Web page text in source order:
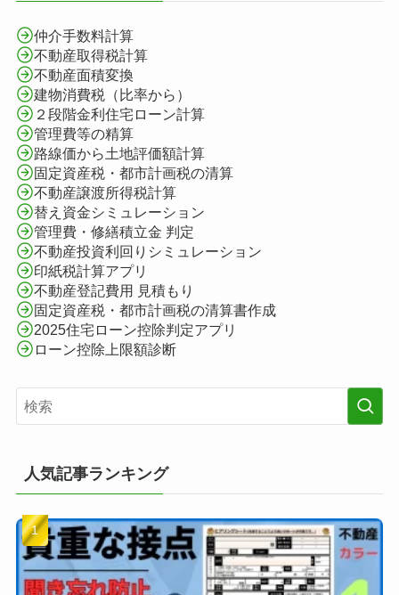
仲介手数料計算
不動産取得税計算
不動産面積変換
建物消費税（比率から）
２段階金利住宅ローン計算
管理費等の精算
路線価から土地評価額計算
固定資産税・都市計画税の清算
不動産譲渡所得税計算
替え資金シミュレーション
管理費・修繕積立金 判定
不動産投資利回りシミュレーション
印紙税計算アプリ
不動産登記費用 見積もり
固定資産税・都市計画税の清算書作成
2025住宅ローン控除判定アプリ
ローン控除上限額診断
人気記事ランキング